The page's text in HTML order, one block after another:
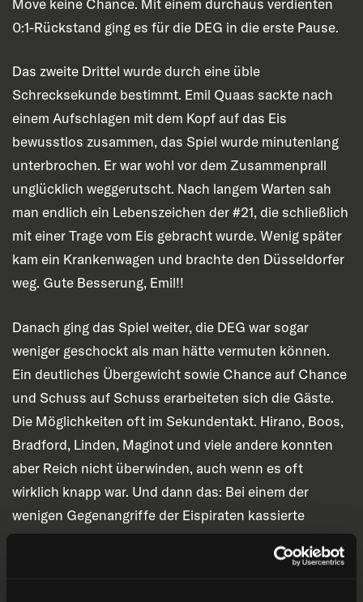
Move keine Chance. Mit einem durchaus verdienten
0:1-Rückstand ging es für die DEG in die erste Pause.
Das zweite Drittel wurde durch eine üble
Schrecksekunde bestimmt. Emil Quaas sackte nach
einem Aufschlagen mit dem Kopf auf das Eis
bewusstlos zusammen, das Spiel wurde minutenlang
unterbrochen. Er war wohl vor dem Zusammenprall
unglücklich weggerutscht. Nach langem Warten sah
man endlich ein Lebenszeichen der #21, die schließlich
mit einer Trage vom Eis gebracht wurde. Wenig später
kam ein Krankenwagen und brachte den Düsseldorfer
weg. Gute Besserung, Emil!!
Danach ging das Spiel weiter, die DEG war sogar
weniger geschockt als man hätte vermuten können.
Ein deutliches Übergewicht sowie Chance auf Chance
und Schuss auf Schuss erarbeiteten sich die Gäste.
Die Möglichkeiten oft im Sekundentakt. Hirano, Boos,
Bradford, Linden, Maginot und viele andere konnten
aber Reich nicht überwinden, auch wenn es oft
wirklich knapp war. Und dann das: Bei einem der
wenigen Gegenangriffe der Eispiraten kassierte
Michael Clarke eine Strafe wegen Spielverzögerung –
und diese wurde von Crimmitschau sogleich